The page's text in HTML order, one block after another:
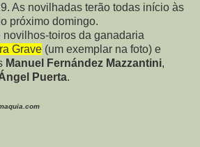
As novilhadas terão todas início às
próximo domingo.
novilhos-toiros da ganadaria
Grave (um exemplar na foto) e
Manuel Fernández Mazzantini,
Puerta.